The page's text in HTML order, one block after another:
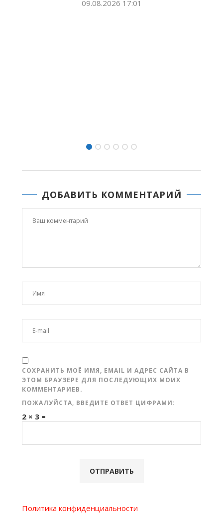
ДОБАВИТЬ КОММЕНТАРИЙ
СОХРАНИТЬ МОЁ ИМЯ, EMAIL И АДРЕС САЙТА В
ЭТОМ БРАУЗЕРЕ ДЛЯ ПОСЛЕДУЮЩИХ МОИХ
КОММЕНТАРИЕВ.
ПОЖАЛУЙСТА, ВВЕДИТЕ ОТВЕТ ЦИФРАМИ:
2 × 3 =
Политика конфиденциальности